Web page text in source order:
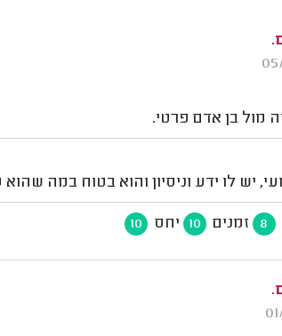
מול בן אדם פרטי.
יש לו ידע וניסיון והוא בטוח במה
8 זמנים 10 יחס 10